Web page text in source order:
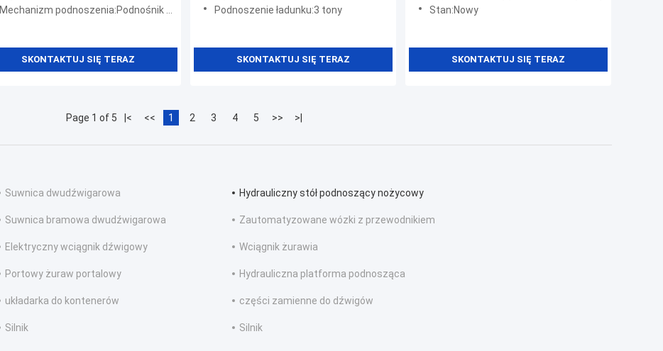
Mechanizm podnoszenia:Podnośnik hydrauliczny nożycowy
SKONTAKTUJ SIĘ TERAZ
Podnoszenie ładunku:3 tony
SKONTAKTUJ SIĘ TERAZ
Stan:Nowy
SKONTAKTUJ SIĘ TERAZ
Page 1 of 5 |< << 1 2 3 4 5 >> >|
Suwnica dwudźwigarowa Hydrauliczny stół podnoszący nożycowy
Suwnica bramowa dwudźwigarowa Zautomatyzowane wózki z przewodnikiem
Elektryczny wciągnik dźwigowy Wciągnik żurawia
Portowy żuraw portalowy Hydrauliczna platforma podnosząca
układarka do kontenerów części zamienne do dźwigów
Silnik Silnik